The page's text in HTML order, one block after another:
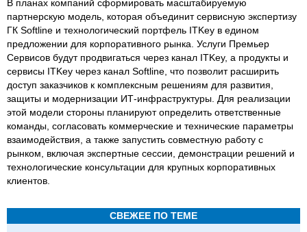
В планах компаний сформировать масштабируемую
партнерскую модель, которая объединит сервисную экспертизу
ГК Softline и технологический портфель ITKey в едином
предложении для корпоративного рынка. Услуги Премьер
Сервисов будут продвигаться через канал ITKey, а продукты и
сервисы ITKey через канал Softline, что позволит расширить
доступ заказчиков к комплексным решениям для развития,
защиты и модернизации ИТ-инфраструктуры. Для реализации
этой модели стороны планируют определить ответственные
команды, согласовать коммерческие и технические параметры
взаимодействия, а также запустить совместную работу с
рынком, включая экспертные сессии, демонстрации решений и
технологические консультации для крупных корпоративных
клиентов.
СВЕЖЕЕ ПО ТЕМЕ